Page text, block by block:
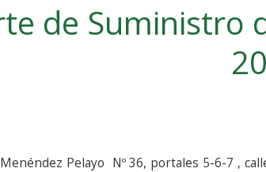
de Suministro
Pelayo Nº 36, portales 5-6-7 ,